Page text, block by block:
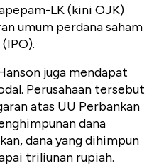
LK (kini OJK)
umum perdana saham
(IPO).
juga mendapat
Perusahaan tersebut
atas UU Perbankan
dana
dana yang dihimpun
triliunan rupiah.